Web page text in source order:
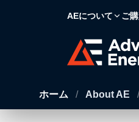
AEについて ご
ホーム / About AE /